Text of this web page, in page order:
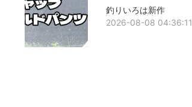
釣りいろは新作
2026-08-08 04:36:11